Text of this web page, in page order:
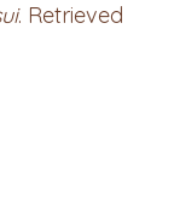
. Retrieved